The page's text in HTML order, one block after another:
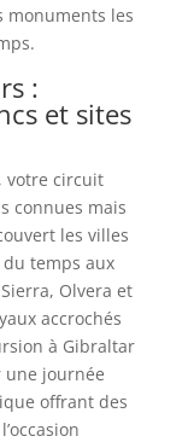
monuments les
:
et sites
votre circuit
connues mais
les villes
temps aux
Olvera et
accrochés
à Gibraltar
journée
offrant des